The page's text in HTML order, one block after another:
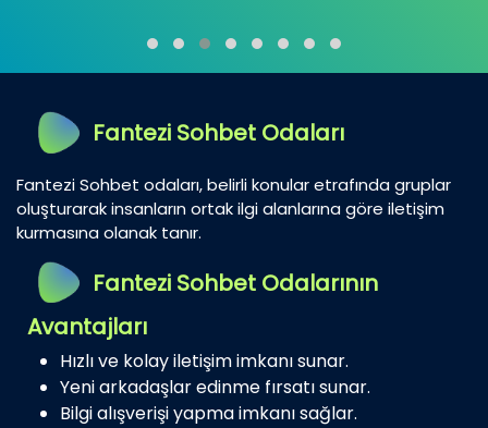
Fantezi Sohbet Odaları
Fantezi Sohbet odaları, belirli konular etrafında gruplar
oluşturarak insanların ortak ilgi alanlarına göre iletişim
kurmasına olanak tanır.
Fantezi Sohbet Odalarının
Avantajları
Hızlı ve kolay iletişim imkanı sunar.
Yeni arkadaşlar edinme fırsatı sunar.
Bilgi alışverişi yapma imkanı sağlar.